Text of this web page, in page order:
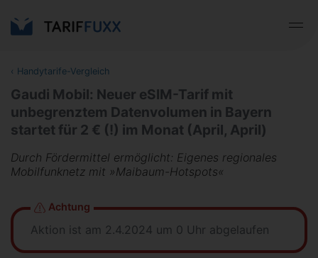
‹ Handytarife-Vergleich
Gaudi Mobil: Neuer eSIM-Tarif mit
unbegrenztem Datenvolumen in Bayern
startet für 2 € (!) im Monat (April, April)
Durch Fördermittel ermöglicht: Eigenes regionales
Mobilfunknetz mit »Maibaum-Hotspots«
Achtung
Aktion ist am 2.4.2024 um 0 Uhr abgelaufen